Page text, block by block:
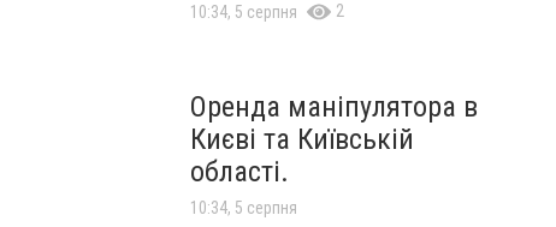
10:34, 5 серпня 2
Оренда маніпулятора в
Києві та Київській
області.
10:34, 5 серпня